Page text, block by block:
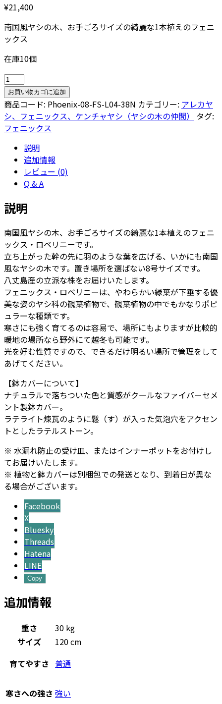
¥21,400
南国風ヤシの木、お手ごろサイズの綺麗な1本植えのフェニ
ックス
在庫10個
フ
ェ
ニ
ッ
ク
8
ス
ク
エ
ア
ラ
テ
ル
ス
ト
ー
ン
M
個
お買い物カゴに追加
商品コード: Phoenix-08-FS-L04-38N カテゴリー: アレカヤ
シ、フェニックス、ケンチャヤシ（ヤシの木の仲間）
タグ:
フェニックス
説明
追加情報
レビュー (0)
Q & A
説明
南国風ヤシの木、お手ごろサイズの綺麗な1本植えのフェニ
ックス・ロベリニーです。
立ち上がった幹の先に羽のような葉を広げる、いかにも南国
風なヤシの木です。置き場所を選ばない8号サイズです。
八丈島産の立派な株をお届けいたします。
フェニックス・ロベリニーは、やわらかい緑葉が下垂する優
美な姿のヤシ科の観葉植物で、観葉植物の中でもかなりポピ
ュラーな種類です。
寒さにも強く育てるのは容易で、場所にもよりますが比較的
暖地の場所なら野外にて越冬も可能です。
光を好む性質ですので、できるだけ明るい場所で管理をして
あげてください。
【鉢カバーについて】
ナチュラルで落ちついた色と質感がクールなファイバーセメ
ント製鉢カバー。
ラテライト煉瓦のように鬆（す）が入った気泡穴をアクセン
トとしたラテルストーン。
※ 水漏れ防止の受け皿、またはインナーポットをお付けし
てお届けいたします。
※ 植物と鉢カバーは別梱包での発送となり、到着日が異な
る場合がございます。
Facebook
X
Bluesky
Threads
Hatena
LINE
Copy
追加情報
重さ
30 kg
サイズ
120 cm
育てやすさ 普通
寒さへの強さ 強い